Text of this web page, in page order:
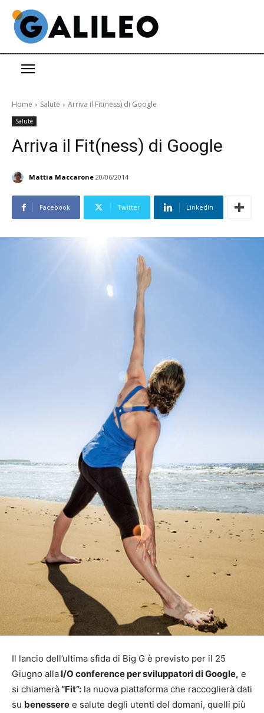
Home Salute Arriva il Fit(ness) di Google
Salute
Arriva il Fit(ness) di Google
Mattia Maccarone 20/06/2014
Facebook Twitter Linkedin
Il lancio dell’ultima sfida di Big G è previsto per il 25
Giugno alla I/O conference per sviluppatori di Google, e
si chiamerà“Fit”: la nuova piattaforma che raccoglierà dati
su benessere e salute degli utenti del domani, quelli più